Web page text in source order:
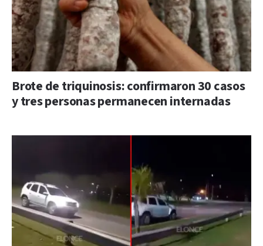
Brote de triquinosis: confirmaron 30 casos
y tres personas permanecen internadas